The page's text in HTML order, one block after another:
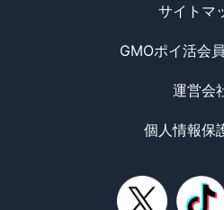
サイトマ
GMOポイ活会
運営会
個人情報保